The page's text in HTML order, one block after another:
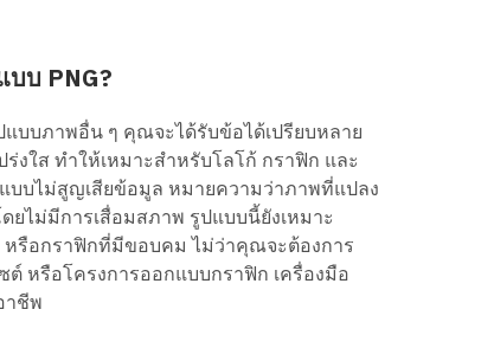
บบ PNG?
แบบภาพอื่น ๆ คุณจะได้รับข้อได้เปรียบหลาย
งใส ทำให้เหมาะสำหรับโลโก้ กราฟิก และ
บบไม่สูญเสียข้อมูล หมายความว่าภาพที่แปลง
ม่มีการเสื่อมสภาพ รูปแบบนี้ยังเหมาะ
รือกราฟิกที่มีขอบคม ไม่ว่าคุณจะต้องการ
ต์ หรือโครงการออกแบบกราฟิก เครื่องมือ
าชีพ